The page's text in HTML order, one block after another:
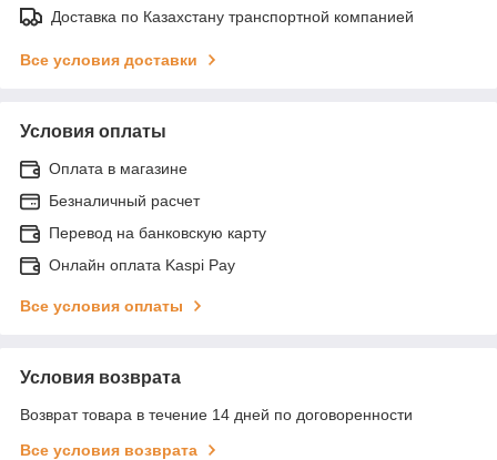
Доставка по Казахстану транспортной компанией
Все условия доставки
Условия оплаты
Оплата в магазине
Безналичный расчет
Перевод на банковскую карту
Онлайн оплата Kaspi Pay
Все условия оплаты
Условия возврата
Возврат товара в течение 14 дней по договоренности
Все условия возврата